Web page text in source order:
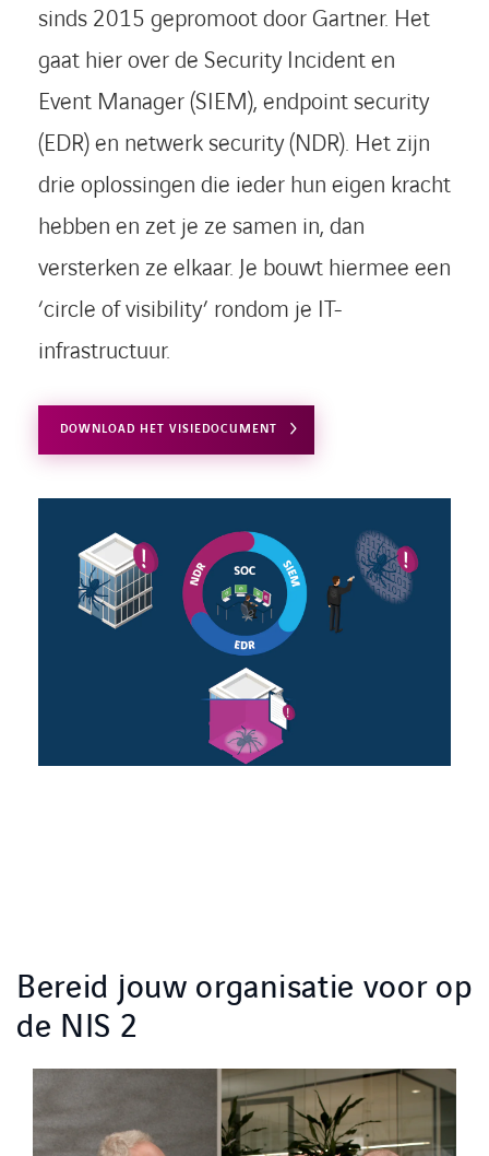
sinds 2015 gepromoot door Gartner. Het
gaat hier over de Security Incident en
Event Manager (SIEM), endpoint security
(EDR) en netwerk security (NDR). Het zijn
drie oplossingen die ieder hun eigen kracht
hebben en zet je ze samen in, dan
versterken ze elkaar. Je bouwt hiermee een
‘circle of visibility’ rondom je IT-
infrastructuur.
DOWNLOAD HET VISIEDOCUMENT
Bereid jouw organisatie voor op
de NIS 2